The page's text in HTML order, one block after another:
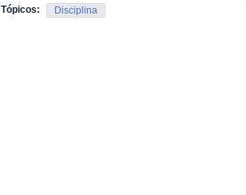
Tópicos: Disciplina